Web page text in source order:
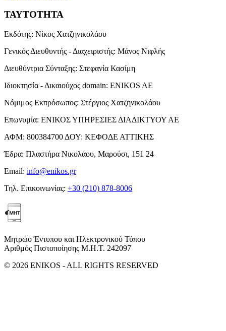
ΤΑΥΤΟΤΗΤΑ
Εκδότης: Νίκος Χατζηνικολάου
Γενικός Διευθυντής - Διαχειριστής: Μάνος Νιφλής
Διευθύντρια Σύνταξης: Στεφανία Κασίμη
Ιδιοκτησία - Δικαιούχος domain: ENIKOS AE
Νόμιμος Εκπρόσωπος: Στέργιος Χατζηνικολάου
Επωνυμία: ΕΝΙΚΟΣ ΥΠΗΡΕΣΙΕΣ ΔΙΑΔΙΚΤΥΟΥ ΑΕ
ΑΦΜ: 800384700 ΔΟΥ: ΚΕΦΟΔΕ ΑΤΤΙΚΗΣ
Έδρα: Πλαστήρα Νικολάου, Μαρούσι, 151 24
Email: info@enikos.gr
Τηλ. Επικοινωνίας: +30 (210) 878-8006
Μητρώο Έντυπου και Ηλεκτρονικού Τύπου
Αριθμός Πιστοποίησης Μ.Η.Τ. 242097
© 2026 ENIKOS - ALL RIGHTS RESERVED